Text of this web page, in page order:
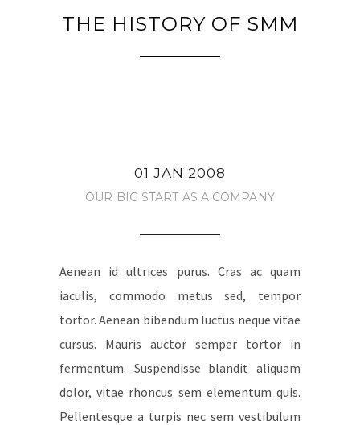
THE HISTORY OF SMM
01 JAN 2008
OUR BIG START AS A COMPANY
Aenean id ultrices purus. Cras ac quam
iaculis, commodo metus sed, tempor
tortor. Aenean bibendum luctus neque vitae
cursus. Mauris auctor semper tortor in
fermentum. Suspendisse blandit aliquam
dolor, vitae rhoncus sem elementum quis.
Pellentesque a turpis nec sem vestibulum